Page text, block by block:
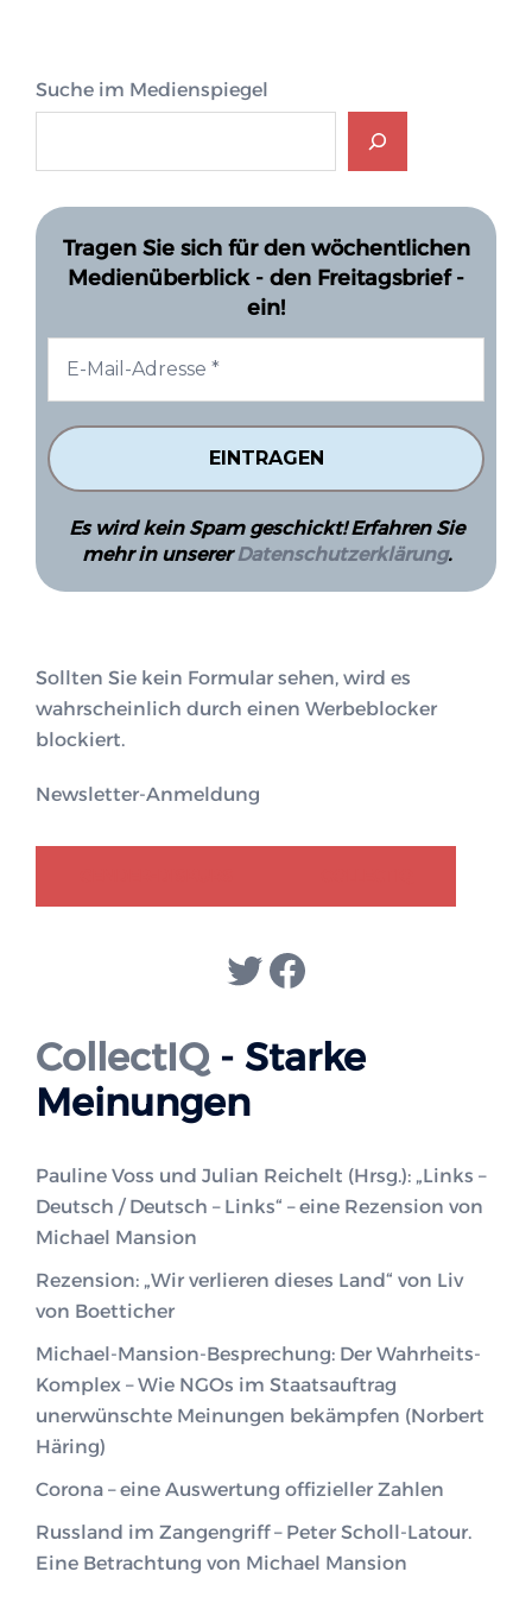
Suche im Medienspiegel
Tragen Sie sich für den wöchentlichen
Medienüberblick - den Freitagsbrief -
ein!
Es wird kein Spam geschickt! Erfahren Sie
mehr in unsererDatenschutzerklärung.
Sollten Sie kein Formular sehen, wird es
wahrscheinlich durch einen Werbeblocker
blockiert.
Newsletter-Anmeldung
Twitter
Facebook
CollectIQ- Starke
Meinungen
Pauline Voss und Julian Reichelt (Hrsg.): „Links –
Deutsch / Deutsch – Links“ – eine Rezension von
Michael Mansion
Rezension: „Wir verlieren dieses Land“ von Liv
von Boetticher
Michael-Mansion-Besprechung: Der Wahrheits-
Komplex – Wie NGOs im Staatsauftrag
unerwünschte Meinungen bekämpfen (Norbert
Häring)
Corona – eine Auswertung offizieller Zahlen
Russland im Zangengriff – Peter Scholl-Latour.
Eine Betrachtung von Michael Mansion